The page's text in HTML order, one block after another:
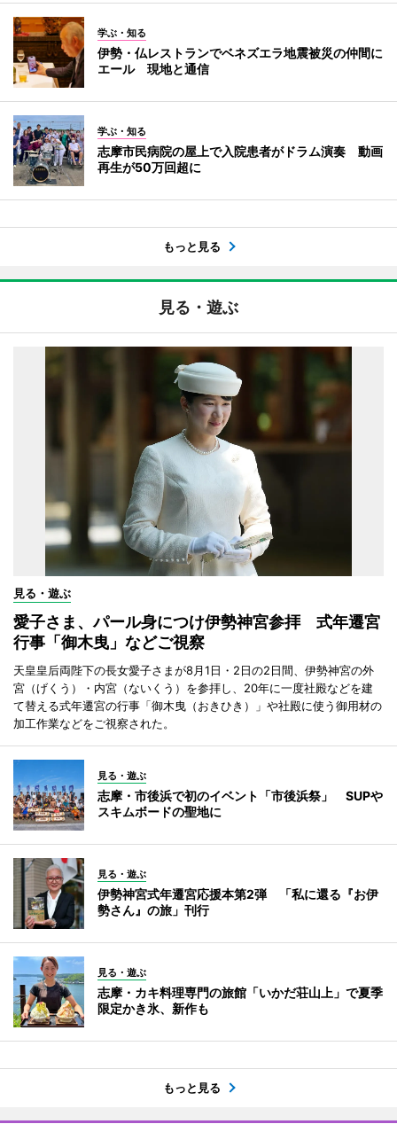
学ぶ・知る
伊勢・仏レストランでベネズエラ地震被災の仲間に
エール 現地と通信
学ぶ・知る
志摩市民病院の屋上で入院患者がドラム演奏 動画
再生が50万回超に
もっと見る
見る・遊ぶ
見る・遊ぶ
愛子さま、パール身につけ伊勢神宮参拝 式年遷宮
行事「御木曳」などご視察
天皇皇后両陛下の長女愛子さまが8月1日・2日の2日間、伊勢神宮の外
宮（げくう）・内宮（ないくう）を参拝し、20年に一度社殿などを建
て替える式年遷宮の行事「御木曳（おきひき）」や社殿に使う御用材の
加工作業などをご視察された。
見る・遊ぶ
志摩・市後浜で初のイベント「市後浜祭」 SUPや
スキムボードの聖地に
見る・遊ぶ
伊勢神宮式年遷宮応援本第2弾 「私に還る『お伊
勢さん』の旅」刊行
見る・遊ぶ
志摩・カキ料理専門の旅館「いかだ荘山上」で夏季
限定かき氷、新作も
もっと見る